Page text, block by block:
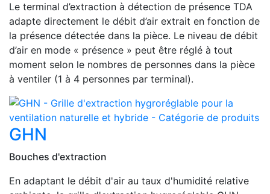
Le terminal d’extraction à détection de présence TDA
adapte directement le débit d’air extrait en fonction de
la présence détectée dans la pièce. Le niveau de débit
d’air en mode « présence » peut être réglé à tout
moment selon le nombres de personnes dans la pièce
à ventiler (1 à 4 personnes par terminal).
GHN
Bouches d'extraction
En adaptant le débit d'air au taux d'humidité relative